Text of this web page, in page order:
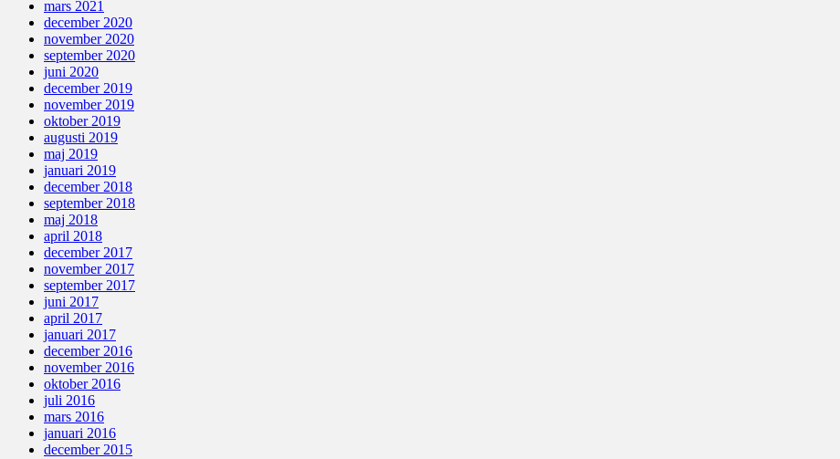
mars 2021
december 2020
november 2020
september 2020
juni 2020
december 2019
november 2019
oktober 2019
augusti 2019
maj 2019
januari 2019
december 2018
september 2018
maj 2018
april 2018
december 2017
november 2017
september 2017
juni 2017
april 2017
januari 2017
december 2016
november 2016
oktober 2016
juli 2016
mars 2016
januari 2016
december 2015